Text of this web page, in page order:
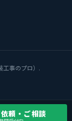
工事のプロ）.
頼・ご相談